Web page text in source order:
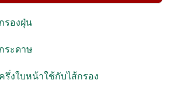
รองฝุ่น
ระดาษ
รึ่งใบหน้าใช้กับไส้กรอง